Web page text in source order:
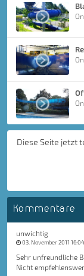
Diese Seite jetzt
Kommentare
unwichtig
03. November 2011 16:04
Sehr unfreundliche
Nicht